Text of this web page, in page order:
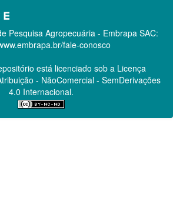
Pesquisa Agropecuária - Embrapa SAC:
fale-conosco
está licenciado sob a Licença
- NãoComercial - SemDerivações
4.0 Internacional.